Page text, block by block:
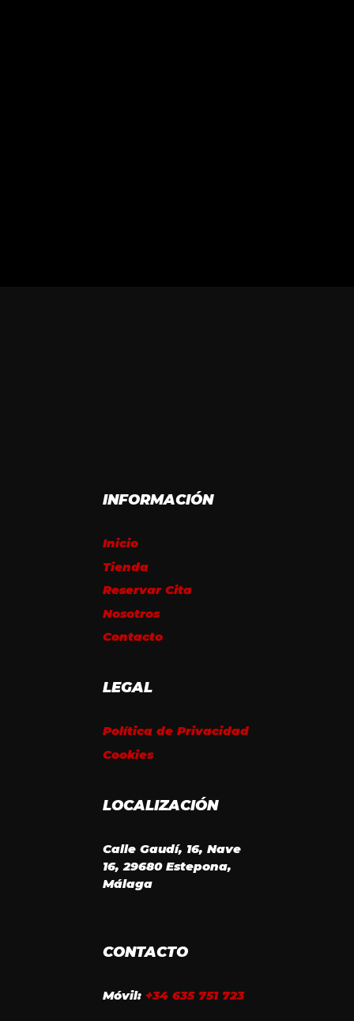
INFORMACIÓN
Inicio
Tienda
Reservar Cita
Nosotros
Contacto
LEGAL
Política de Privacidad
Cookies
LOCALIZACIÓN
Calle Gaudí, 16, Nave
16, 29680 Estepona,
Málaga
CONTACTO
Móvil: +34 635 751 723